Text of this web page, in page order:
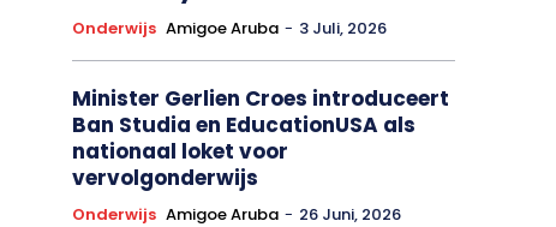
Onderwijs Amigoe Aruba - 3 Juli, 2026
Minister Gerlien Croes introduceert
Ban Studia en EducationUSA als
nationaal loket voor
vervolgonderwijs
Onderwijs Amigoe Aruba - 26 Juni, 2026